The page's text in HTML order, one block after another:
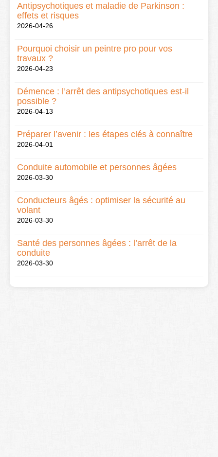
Antipsychotiques et maladie de Parkinson :
effets et risques
2026-04-26
Pourquoi choisir un peintre pro pour vos
travaux ?
2026-04-23
Démence : l’arrêt des antipsychotiques est-il
possible ?
2026-04-13
Préparer l’avenir : les étapes clés à connaître
2026-04-01
Conduite automobile et personnes âgées
2026-03-30
Conducteurs âgés : optimiser la sécurité au
volant
2026-03-30
Santé des personnes âgées : l’arrêt de la
conduite
2026-03-30